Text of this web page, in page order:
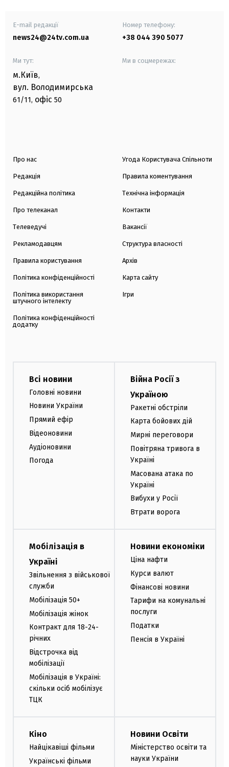
E-mail редакції
news24@24tv.com.ua
Номер телефону:
+38 044 390 5077
Ми тут:
м.Київ,
вул. Володимирська
61/11, офіс 50
Ми в соцмережах:
Про нас
Редакція
Редакційна політика
Про телеканал
Телеведучі
Рекламодавцям
Правила користування
Політика конфіденційності
Політика використання
штучного інтелекту
Політика конфіденційності
додатку
Угода Користувача Спільноти
Правила коментування
Технічна інформація
Контакти
Вакансії
Структура власності
Архів
Карта сайту
Ігри
Всі новини
Головні новини
Новини України
Прямий ефір
Відеоновини
Аудіоновини
Погода
Війна Росії з
Україною
Ракетні обстріли
Карта бойових дій
Мирні переговори
Повітряна тривога в
Україні
Масована атака по
Україні
Вибухи у Росії
Втрати ворога
Мобілізація в
Україні
Звільнення з військової
служби
Мобілізація 50+
Мобілізація жінок
Контракт для 18-24-
річних
Відстрочка від
мобілізації
Мобілізація в Україні:
скільки осіб мобілізує
ТЦК
Новини економіки
Ціна нафти
Курси валют
Фінансові новини
Тарифи на комунальні
послуги
Податки
Пенсія в Україні
Кіно
Найцікавіші фільми
Українські фільми
Новини Освіти
Міністерство освіти та
науки України